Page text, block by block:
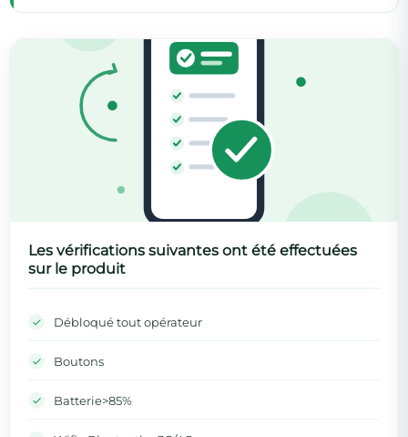
Les vérifications suivantes ont été effectuées
sur le produit
Débloqué tout opérateur
Boutons
Batterie>85%